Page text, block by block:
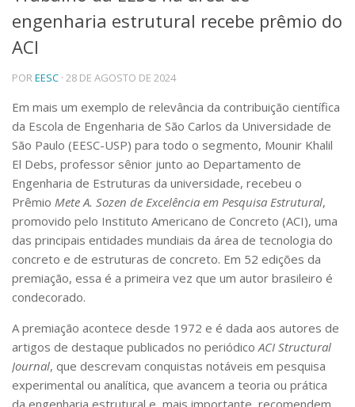
Telefones e Mapas
Pessoas
Ensino
Graduação
Educação a distância
Cursos de Extensão
Pesquisa e Inovação
Linhas de Pesquisa
Centros, Núcleos e Projetos em Rede
Pós-doutorado
Iniciação Científica
Transferência de Tecnologia
Empresas Juniores
Extensão à Comunidade
Projetos, Programas e Cursos
Artes, Cultura e Esportes
Museus e Espaços Interativos
Serviços
Bibliotecas
Apoio ao Estudante
engenharia estrutural recebe prêmio do
ACI
POREESC · 28 DE AGOSTO DE 2024
Em mais um exemplo de relevância da contribuição científica
da Escola de Engenharia de São Carlos da Universidade de
São Paulo (EESC-USP) para todo o segmento, Mounir Khalil
El Debs, professor sênior junto ao Departamento de
Engenharia de Estruturas da universidade, recebeu o
Prêmio Mete A. Sozen de Excelência em Pesquisa Estrutural,
promovido pelo Instituto Americano de Concreto (ACI), uma
das principais entidades mundiais da área de tecnologia do
concreto e de estruturas de concreto. Em 52 edições da
premiação, essa é a primeira vez que um autor brasileiro é
condecorado.
A premiação acontece desde 1972 e é dada aos autores de
artigos de destaque publicados no periódico ACI Structural
Journal, que descrevam conquistas notáveis em pesquisa
experimental ou analítica, que avancem a teoria ou prática
da engenharia estrutural e, mais importante, recomendem